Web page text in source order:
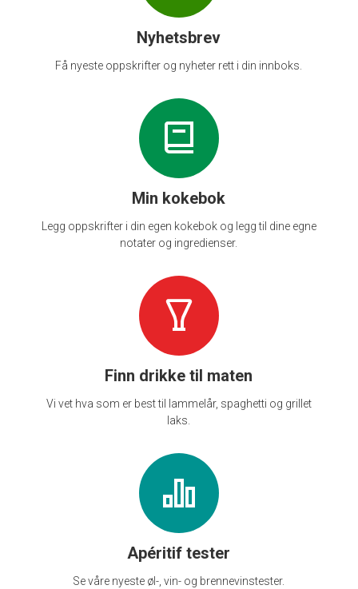
Nyhetsbrev
Få nyeste oppskrifter og nyheter rett i din innboks.
Min kokebok
Legg oppskrifter i din egen kokebok og legg til dine egne
notater og ingredienser.
Finn drikke til maten
Vi vet hva som er best til lammelår, spaghetti og grillet
laks.
Apéritif tester
Se våre nyeste øl-, vin- og brennevinstester.